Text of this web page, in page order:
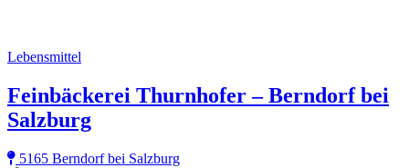
Lebensmittel
Feinbäckerei Thurnhofer – Berndorf bei
Salzburg
5165 Berndorf bei Salzburg